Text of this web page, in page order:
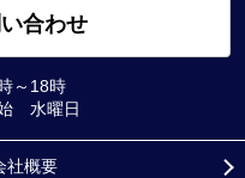
合わせ
～18時
水曜日
社概要